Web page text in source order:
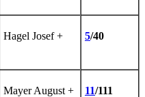
Hagel Josef + 5/40
Mayer August + 11/111